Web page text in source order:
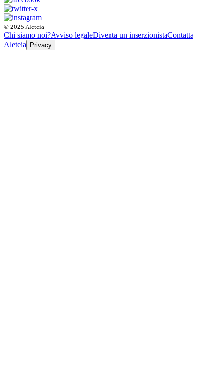
© 2025 Aleteia
Chi siamo noi?Avviso legaleDiventa un inserzionistaContatta
Aleteia
Privacy